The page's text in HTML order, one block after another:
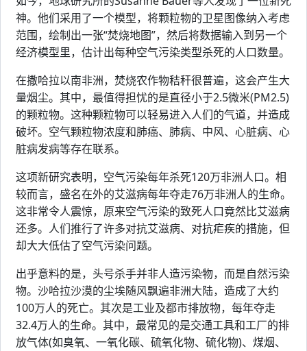
神。他们采用了一个模型，将颗粒物的卫星图像纳入考虑
范围，绘制出一张“焚烧地图”，然后将数据输入到另一个
经济模型里，估计出每种空气污染类型杀死的人口数量。
在撒哈拉以南非洲，焚烧农作物秸秆很普遍，这会产生大
量烟尘。其中，最值得担忧的是直径小于2.5微米(PM2.5)
的颗粒物。这种颗粒物可以轻易进入人们的气道，并造成
破坏。空气颗粒物浓度和肺癌、肺病、中风、心脏病、心
脏病发病等存在联系。
这项新研究表明，空气污染每年杀死120万非洲人口。相
较而言，盛名在外的艾滋病每年夺走76万非洲人的生命。
这非常令人震惊，原来空气污染的致死人口竟然比艾滋病
还多。人们推行了许多对抗艾滋病、对抗疟疾的措施，但
却大大低估了空气污染问题。
出乎意料的是，头号杀手并非人造污染物，而是自然污染
物。沙哈拉沙漠的尘埃随风飘遍非洲大陆，造成了大约
100万人的死亡。其次是工业及都市排放物，每年夺走
32.4万人的生命。其中，最常见的是交通工具和工厂的排
放气体(如臭氧、一氧化碳、硫氧化物、硫化物)、煤烟、